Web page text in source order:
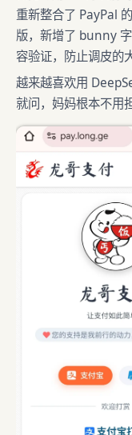
重新整合了 PayPal
版，新增了 bunny
容验证，防止调皮的
越来越喜欢用
就问，妈妈根本不用